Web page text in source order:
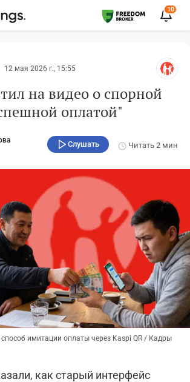
10
12 мая 2026 г., 15:55
на видео о спорной
оплатой"
Слушать Читать 2 мин
способ имитации оплаты через Kaspi QR / Кадры
как старый интерфейс